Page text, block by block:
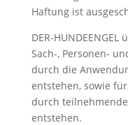
Haftung ist
DER-
Sach-, Personen-
durch die
entstehen, sowie
durch
entstehen.